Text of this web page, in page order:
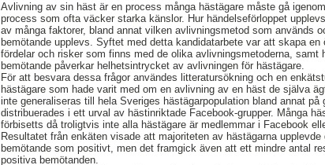
Avlivning av sin häst är en process många hästägare måste gå
process som ofta väcker starka känslor. Hur händelseförloppet
av många faktorer, bland annat vilken avlivningsmetod som används
bemötande upplevs. Syftet med detta kandidatarbete var att skapa
fördelar och risker som finns med de olika avlivningsmetoderna, samt
bemötande påverkar helhetsintrycket av avlivningen för hästägare.
För att besvara dessa frågor användes litteratursökning och en
hästägare som hade varit med om en avlivning av en häst de själva
inte generaliseras till hela Sveriges hästägarpopulation bland annat på
distribuerades i ett urval av hästinriktade Facebook-grupper. Många
förbisetts då troligtvis inte alla hästägare är medlemmar i Facebook
Resultatet från enkäten visade att majoriteten av hästägarna upplevde
bemötande som positivt, men det framgick även att ett mindre antal
positiva bemötanden.